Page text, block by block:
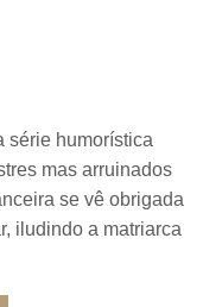
série humorística
mas arruinados
se vê obrigada
iludindo a matriarca